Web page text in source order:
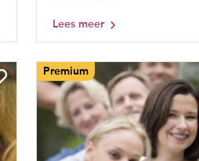
Lees meer
Premium